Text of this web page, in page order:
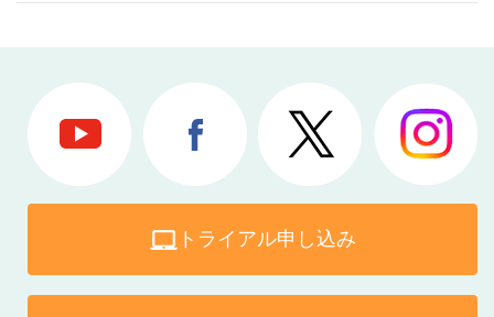
トライアル申し込み